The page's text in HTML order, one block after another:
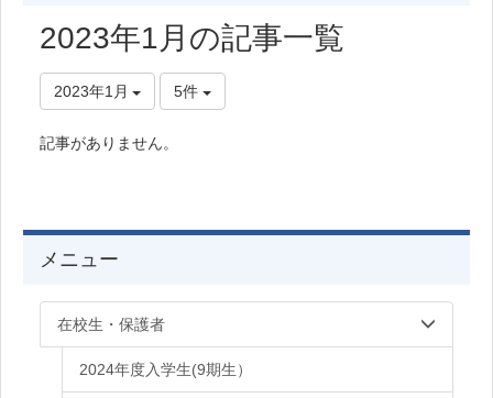
2023年1月の記事一覧
2023年1月 5件
記事がありません。
メニュー
在校生・保護者
2024年度入学生(9期生）